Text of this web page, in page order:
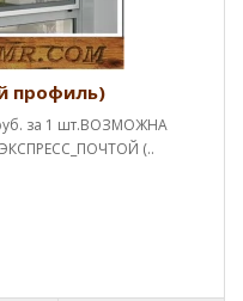
профиль)
за 1 шт.ВОЗМОЖНА
(..